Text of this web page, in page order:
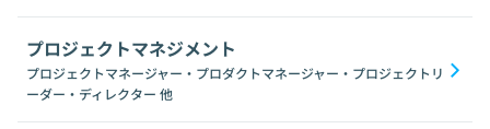
プロジェクトマネジメント
プロジェクトマネージャー・プロダクトマネージャー・プロジェクトリ
ーダー・ディレクター 他